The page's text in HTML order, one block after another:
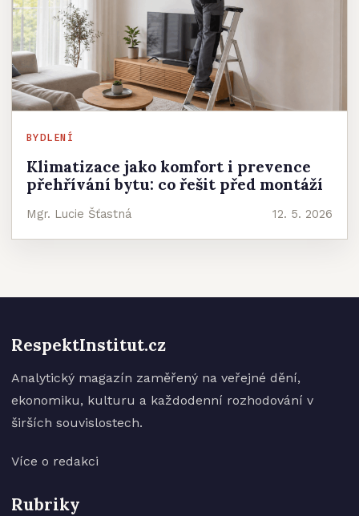
BYDLENÍ
Klimatizace jako komfort i prevence
přehřívání bytu: co řešit před montáží
Mgr. Lucie Šťastná 12. 5. 2026
RespektInstitut.cz
Analytický magazín zaměřený na veřejné dění,
ekonomiku, kulturu a každodenní rozhodování v
širších souvislostech.
Více o redakci
Rubriky